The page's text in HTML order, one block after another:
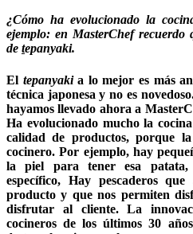
¿Cómo ha evolucionado la
ejemplo: en MasterChef recuerdo
de tepanyaki.
El tepanyakia lo mejor es más
técnica japonesa y no es
hayamos llevado ahora a
Ha evolucionado mucho la
calidad de productos, porque
cocinero. Por ejemplo, hay
la piel para tener esa patata,
específico, Hay pescaderos
producto y que nos permiten
disfrutar al cliente. La
cocineros de los últimos 30